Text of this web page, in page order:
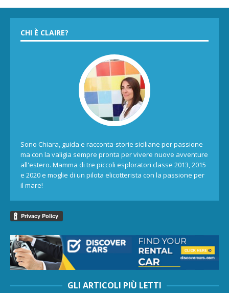
CHI È CLAIRE?
Sono Chiara, guida e racconta-storie siciliane per passione
ma con la valigia sempre pronta per vivere nuove avventure
all'estero. Mamma di tre piccoli esploratori classe 2013, 2015
e 2020 e moglie di un pilota elicotterista con la passione per
il mare!
GLI ARTICOLI PIÙ LETTI